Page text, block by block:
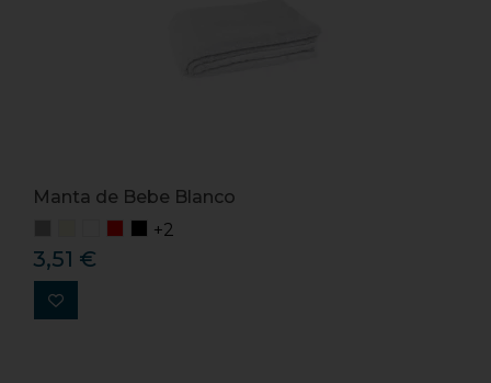
Manta de Bebe Blanco
+2
3,51 €